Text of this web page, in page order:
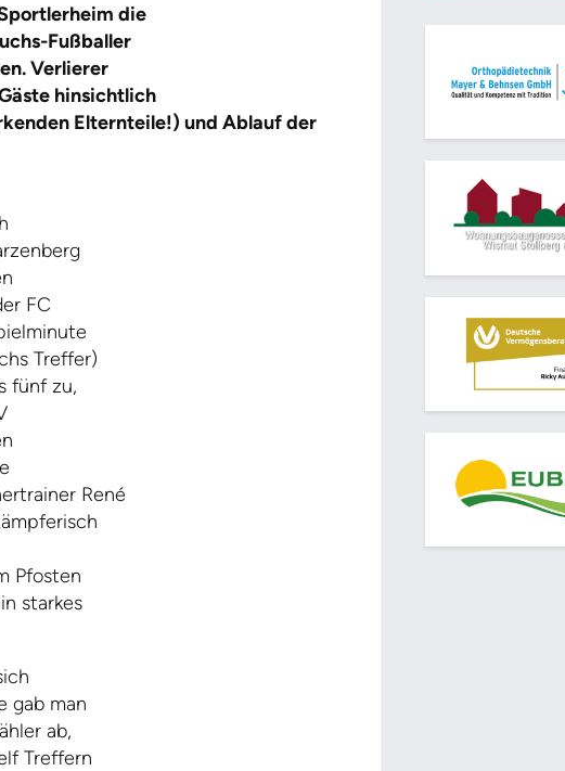
die
Fußballer
Verlierer
hinsichtlich
Elternteile!) und Ablauf der
FC
Treffer)
fünf zu,
René
Pfosten
starkes
gab man
ab,
Treffern